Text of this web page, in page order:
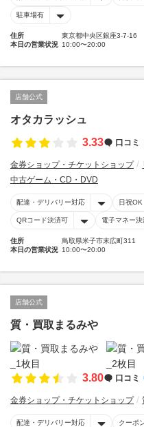
駐車場有
住所
東京都中央区銀座3-7-16
本日の営業状況 10:00〜20:00
店舗公式
オタカラッシュ
3.33
口コミ
金券ショップ・チケットショップ
中古ゲーム・CD・DVD
配達・デリバリー対応 日祝OK
QRコード決済可 電子マネー決
住所
鳥取県米子市末広町311
本日の営業状況 10:00〜20:00
店舗公式
質・買取まるみや
3.80 口コミ
金券ショップ・チケットショップ
配達・デリバリー対応 クーポ